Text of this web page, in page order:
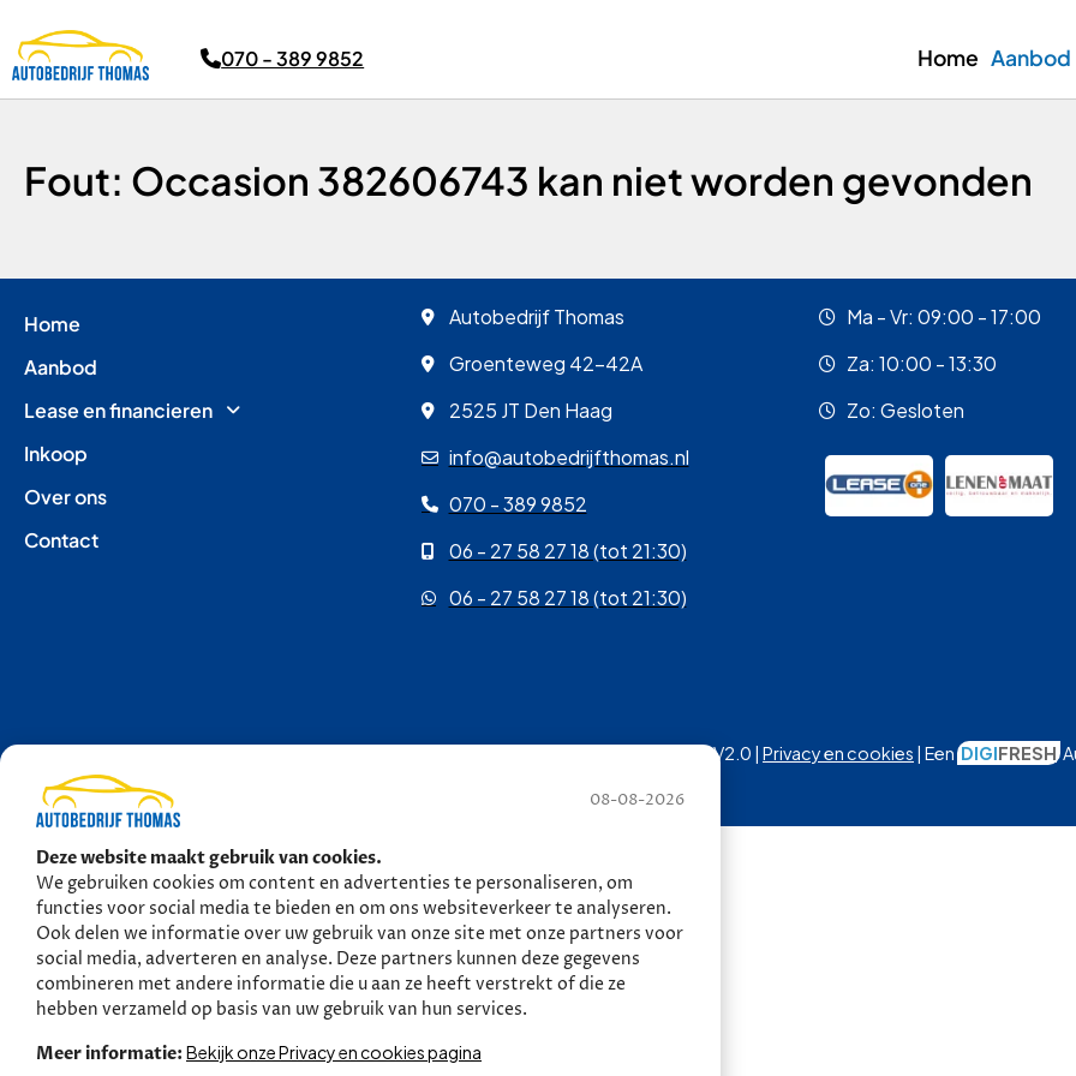
08-08-2026
Deze website maakt gebruik van cookies.
We gebruiken cookies om content en advertenties te personaliseren, om
functies voor social media te bieden en om ons websiteverkeer te analyseren.
Ook delen we informatie over uw gebruik van onze site met onze partners voor
social media, adverteren en analyse. Deze partners kunnen deze gegevens
combineren met andere informatie die u aan ze heeft verstrekt of die ze
hebben verzameld op basis van uw gebruik van hun services.
Meer informatie: Bekijk onze Privacy en cookies pagina
070 - 389 9852 Home Aanbod
Fout: Occasion 382606743 kan niet worden gevonden
Home
Aanbod
Lease en financieren
Inkoop
Over ons
Contact
Autobedrijf Thomas
Groenteweg 42-42A
2525 JT Den Haag
info@autobedrijfthomas.nl
070 - 389 9852
06 - 27 58 27 18 (tot 21:30)
06 - 27 58 27 18 (tot 21:30)
Ma - Vr: 09:00 - 17:00
Za: 10:00 - 13:30
Zo: Gesloten
Copyright © 2026 Autobedrijf Thomas | V2.0 | Privacy en cookies | Een DIGIFRESH